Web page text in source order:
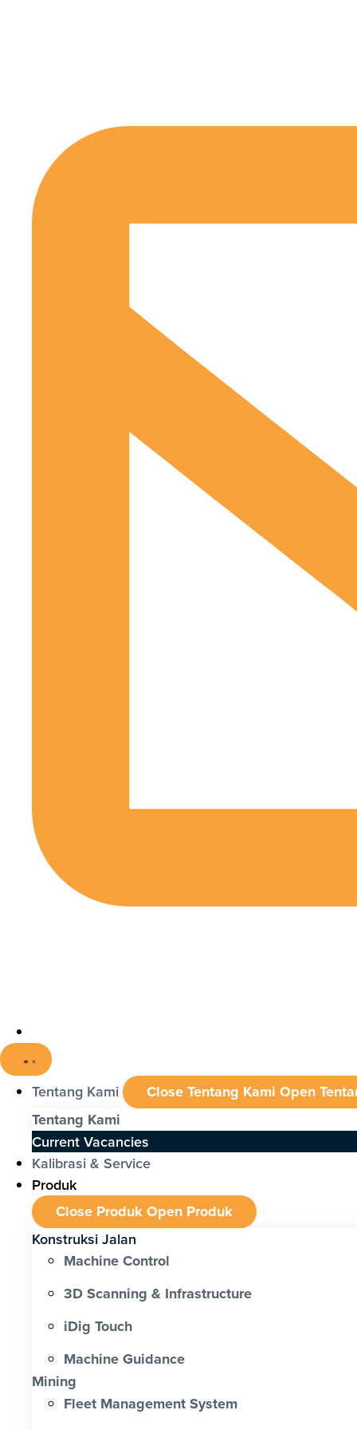
Tentang Kami Close Tentang Kami Open
Tentang Kami
Current Vacancies
Kalibrasi & Service
Produk
Close ProdukOpen Produk
Konstruksi Jalan
Machine Control
3D Scanning & Infrastructure
iDig Touch
Machine Guidance
Mining
Fleet Management System